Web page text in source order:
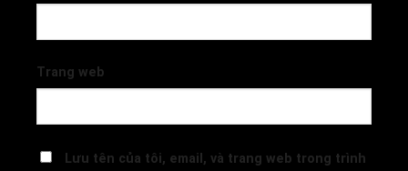
Trang web
Lưu tên của tôi, email, và trang web trong trình